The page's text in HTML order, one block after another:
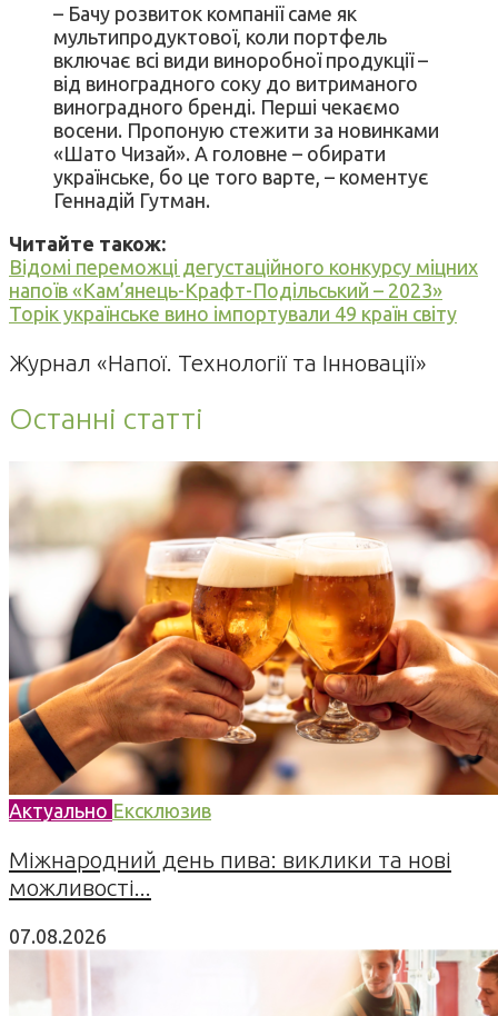
– Бачу розвиток компанії саме як
мультипродуктової, коли портфель
включає всі види виноробної продукції –
від виноградного соку до витриманого
виноградного бренді. Перші чекаємо
восени. Пропоную стежити за новинками
«Шато Чизай». А головне – обирати
українське, бо це того варте, – коментує
Геннадій Гутман.
Читайте також:
Відомі переможці дегустаційного конкурсу міцних
напоїв «Кам’янець-Крафт-Подільський – 2023»
Торік українське вино імпортували 49 країн світу
Журнал «Напої. Технології та Інновації»
Останні статті
Актуально Ексклюзив
Міжнародний день пива: виклики та нові
можливості...
07.08.2026